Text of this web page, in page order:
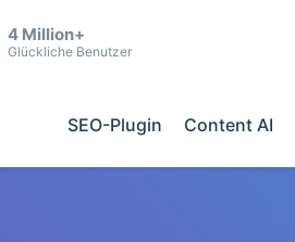
4 Million+
Glückliche Benutzer
SEO-Plugin Content AI